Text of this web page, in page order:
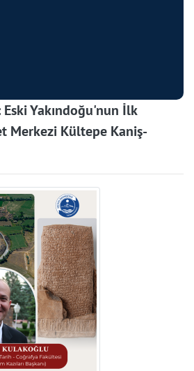
Yakındoğu'nun İlk
Merkezi Kültepe Kaniş-